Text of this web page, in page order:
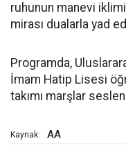
ruhunun manevi
mirası dualarla yad
Programda,
İmam Hatip Lisesi
takımı marşlar
Kaynak: AA